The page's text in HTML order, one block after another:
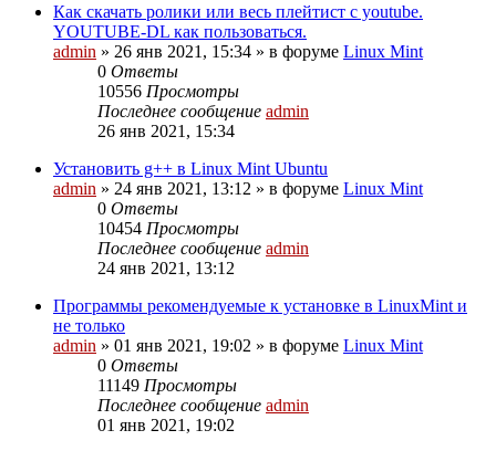
Как скачать ролики или весь плейтист с youtube.
YOUTUBE-DL как пользоваться.
admin » 26 янв 2021, 15:34 » в форуме Linux Mint
0 Ответы
10556 Просмотры
Последнее сообщение admin
26 янв 2021, 15:34
Установить g++ в Linux Mint Ubuntu
admin » 24 янв 2021, 13:12 » в форуме Linux Mint
0 Ответы
10454 Просмотры
Последнее сообщение admin
24 янв 2021, 13:12
Программы рекомендуемые к установке в LinuxMint и
не только
admin » 01 янв 2021, 19:02 » в форуме Linux Mint
0 Ответы
11149 Просмотры
Последнее сообщение admin
01 янв 2021, 19:02